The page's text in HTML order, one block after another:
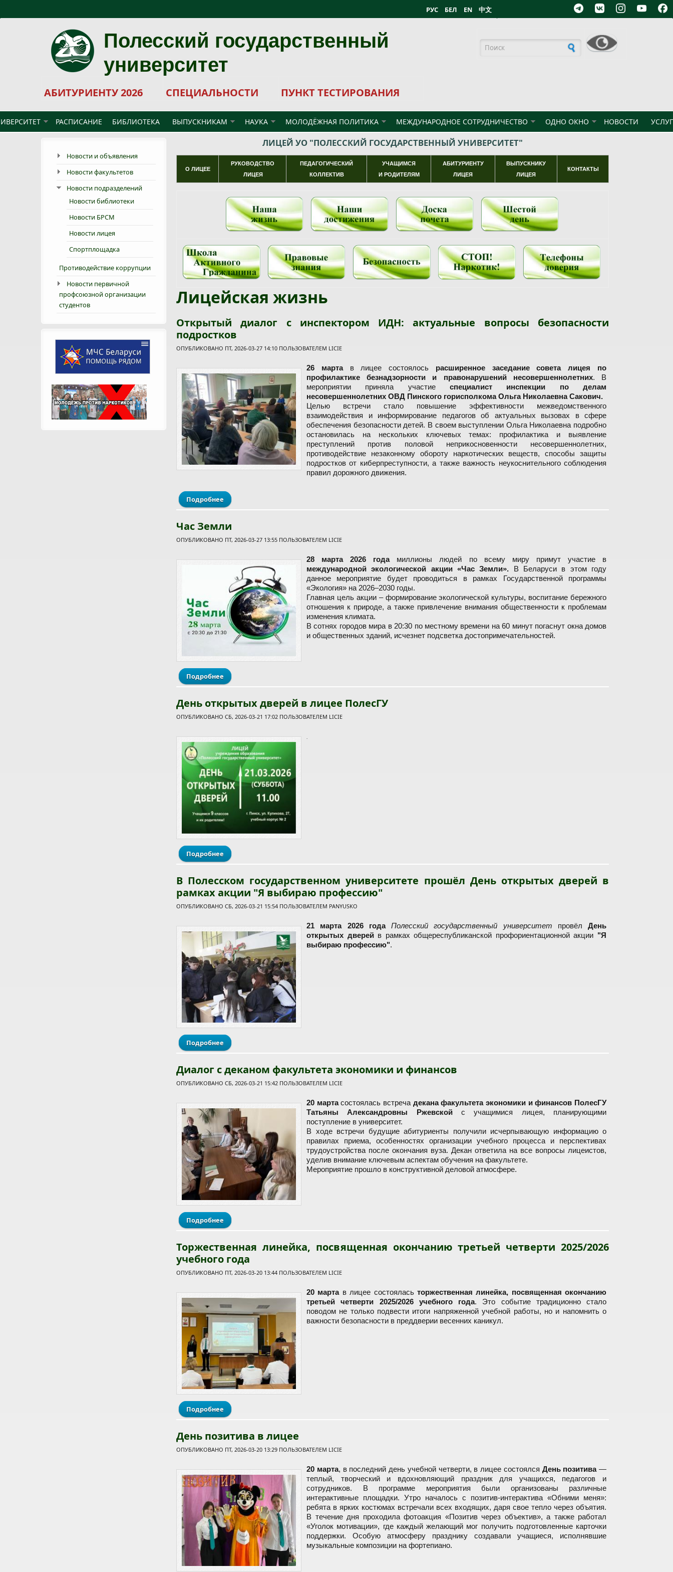
РУС БЕЛ EN 中文
Полесский государственный
университет
АБИТУРИЕНТУ 2026 СПЕЦИАЛЬНОСТИ ПУНКТ ТЕСТИРОВАНИЯ
РАСПИСАНИЕ БИБЛИОТЕКА ВЫПУСКНИКАМ НАУКА МОЛОДЁЖНАЯ ПОЛИТИКА МЕЖДУНАРОДНОЕ СОТРУДНИЧЕСТВО ОДНО ОКНО НОВОСТИ
Новости и объявления
Новости факультетов
Новости подразделений
Новости библиотеки
Новости БРСМ
Новости лицея
Спортплощадка
Противодействие коррупции
Новости первичной
профсоюзной организации
студентов
ЛИЦЕЙ УО "ПОЛЕССКИЙ ГОСУДАРСТВЕННЫЙ УНИВЕРСИТЕТ"
О ЛИЦЕЕ
РУКОВОДСТВО
ЛИЦЕЯ
ПЕДАГОГИЧЕСКИЙ
КОЛЛЕКТИВ
УЧАЩИМСЯ
И РОДИТЕЛЯМ
АБИТУРИЕНТУ
ЛИЦЕЯ
ВЫПУСКНИКУ
ЛИЦЕЯ
КОНТАКТЫ
Лицейская жизнь
Открытый диалог с инспектором ИДН: актуальные вопросы безопасности
подростков
ОПУБЛИКОВАНО ПТ, 2026-03-27 14:10 ПОЛЬЗОВАТЕЛЕМ LICIE
26 марта в лицее состоялось расширенное заседание совета лицея по
профилактике безнадзорности и правонарушений несовершеннолетних. В
мероприятии приняла участие специалист инспекции по делам
несовершеннолетних ОВД Пинского горисполкома Ольга Николаевна Сакович.
Целью встречи стало повышение эффективности межведомственного
взаимодействия и информирование педагогов об актуальных вызовах в сфере
обеспечения безопасности детей. В своем выступлении Ольга Николаевна подробно
остановилась на нескольких ключевых темах: профилактика и выявление
преступлений против половой неприкосновенности несовершеннолетних,
противодействие незаконному обороту наркотических веществ, способы защиты
подростков от киберпреступности, а также важность неукоснительного соблюдения
правил дорожного движения.
Подробнее о Открытый диалог с инспектором ИДН: актуальные вопросы безопасности подростков
Час Земли
ОПУБЛИКОВАНО ПТ, 2026-03-27 13:55 ПОЛЬЗОВАТЕЛЕМ LICIE
28 марта 2026 года миллионы людей по всему миру примут участие в
международной экологической акции «Час Земли». В Беларуси в этом году
данное мероприятие будет проводиться в рамках Государственной программы
«Экология» на 2026–2030 годы.
Главная цель акции – формирование экологической культуры, воспитание бережного
отношения к природе, а также привлечение внимания общественности к проблемам
изменения климата.
В сотнях городов мира в 20:30 по местному времени на 60 минут погаснут окна домов
и общественных зданий, исчезнет подсветка достопримечательностей.
Подробнее о Час Земли
День открытых дверей в лицее ПолесГУ
ОПУБЛИКОВАНО СБ, 2026-03-21 17:02 ПОЛЬЗОВАТЕЛЕМ LICIE
.
Подробнее о День открытых дверей в лицее ПолесГУ
В Полесском государственном университете прошёл День открытых дверей в
рамках акции "Я выбираю профессию"
ОПУБЛИКОВАНО СБ, 2026-03-21 15:54 ПОЛЬЗОВАТЕЛЕМ PANYUSKO
21 марта 2026 года Полесский государственный университет провёл День
открытых дверей в рамках общереспубликанской профориентационной акции "Я
выбираю профессию".
Подробнее о В Полесском государственном университете прошёл День открытых дверей в рамках акции "Я выбираю профессию"
Диалог с деканом факультета экономики и финансов
ОПУБЛИКОВАНО СБ, 2026-03-21 15:42 ПОЛЬЗОВАТЕЛЕМ LICIE
20 мартасостоялась встреча декана факультета экономики и финансов ПолесГУ
Татьяны Александровны Ржевскойс учащимися лицея, планирующими
поступление в университет.
В ходе встречи будущие абитуриенты получили исчерпывающую информацию о
правилах приема, особенностях организации учебного процесса и перспективах
трудоустройства после окончания вуза. Декан ответила на все вопросы лицеистов,
уделив внимание ключевым аспектам обучения на факультете.
Мероприятие прошло в конструктивной деловой атмосфере.
Подробнее о Диалог с деканом факультета экономики и финансов
Торжественная линейка, посвященная окончанию третьей четверти 2025/2026
учебного года
ОПУБЛИКОВАНО ПТ, 2026-03-20 13:44 ПОЛЬЗОВАТЕЛЕМ LICIE
20 мартав лицее состоялась торжественная линейка, посвященная окончанию
третьей четверти 2025/2026 учебного года. Это событие традиционно стало
поводом не только подвести итоги напряженной учебной работы, но и напомнить о
важности безопасности в преддверии весенних каникул.
Подробнее о Торжественная линейка, посвященная окончанию третьей четверти 2025/2026 учебного года
День позитива в лицее
ОПУБЛИКОВАНО ПТ, 2026-03-20 13:29 ПОЛЬЗОВАТЕЛЕМ LICIE
20 марта, в последний день учебной четверти, в лицее состоялся День позитива—
теплый, творческий и вдохновляющий праздник для учащихся, педагогов и
сотрудников. В программе мероприятия были организованы различные
интерактивные площадки. Утро началось с позитив-интерактива «Обними меня»:
ребята в ярких костюмах встречали всех входящих, даря свое тепло через объятия.
В течение дня проходила фотоакция «Позитив через объектив», а также работал
«Уголок мотивации», где каждый желающий мог получить подготовленные карточки
поддержки. Особую атмосферу празднику создавали учащиеся, исполнявшие
музыкальные композиции на фортепиано.